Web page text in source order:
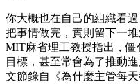
你大概也在自己的組織看
把事情做完，實則留下一
MIT麻省理工教授指出，
目標，甚至常會為了推動
文節錄自《為什麼主管每